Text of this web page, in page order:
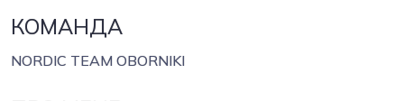
КОМАНДА
NORDIC TEAM OBORNIKI